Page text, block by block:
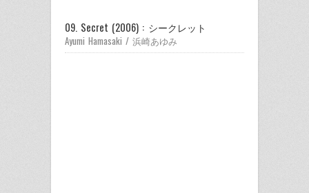
09. Secret (2006) : シークレット
Ayumi Hamasaki / 浜崎あゆみ